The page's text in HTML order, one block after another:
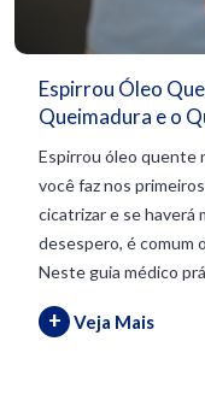
Espirrou Óleo
Queimadura e o
Espirrou óleo quente
você faz nos
cicatrizar e se haverá
desespero, é comum
Neste guia médico
+ Veja Mais